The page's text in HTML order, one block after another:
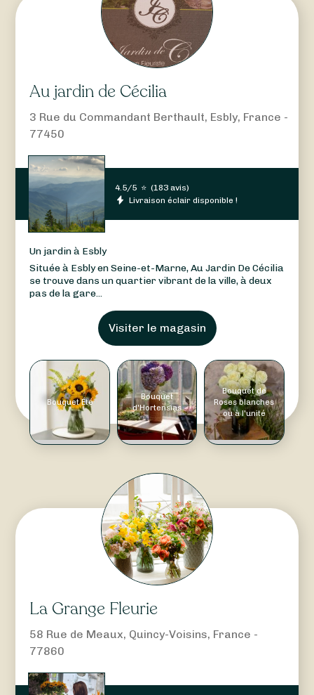
Au jardin de Cécilia
3 Rue du Commandant Berthault, Esbly, France -
77450
4.5/5 ⭐ (183 avis)
Livraison éclair disponible !
Un jardin à Esbly
Située à Esbly en Seine-et-Marne, Au Jardin De Cécilia
se trouve dans un quartier vibrant de la ville, à deux
pas de la gare...
Visiter le magasin
Bouquet Été
Bouquet
d'Hortensias
Bouquet de
Roses blanches
ou à l'unité
La Grange Fleurie
58 Rue de Meaux, Quincy-Voisins, France -
77860